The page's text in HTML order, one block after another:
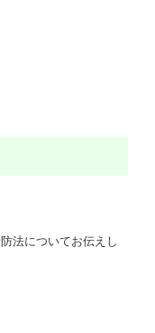
法についてお伝えし